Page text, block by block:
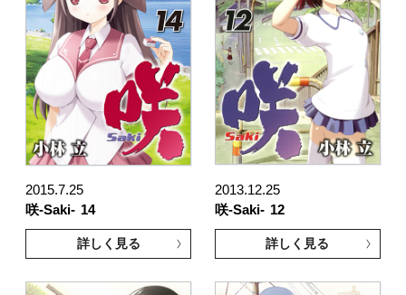
2015.7.25
咲-Saki- 14
詳しく見る
2013.12.25
咲-Saki- 12
詳しく見る